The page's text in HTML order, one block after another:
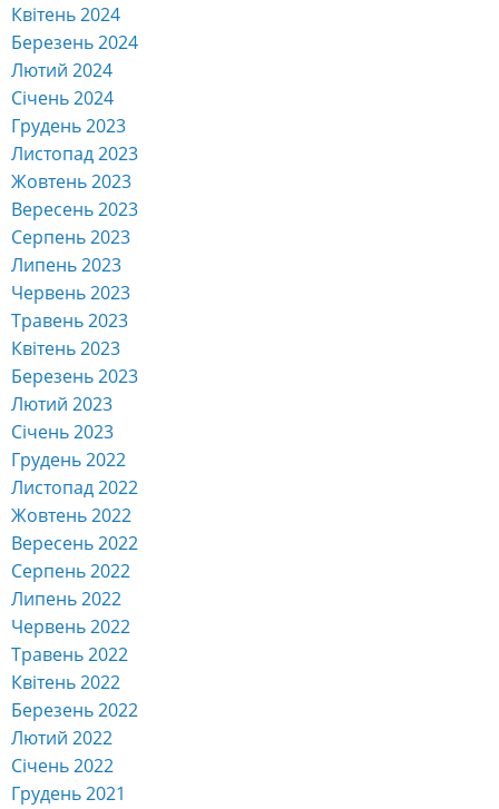
Квітень 2024
Березень 2024
Лютий 2024
Січень 2024
Грудень 2023
Листопад 2023
Жовтень 2023
Вересень 2023
Серпень 2023
Липень 2023
Червень 2023
Травень 2023
Квітень 2023
Березень 2023
Лютий 2023
Січень 2023
Грудень 2022
Листопад 2022
Жовтень 2022
Вересень 2022
Серпень 2022
Липень 2022
Червень 2022
Травень 2022
Квітень 2022
Березень 2022
Лютий 2022
Січень 2022
Грудень 2021